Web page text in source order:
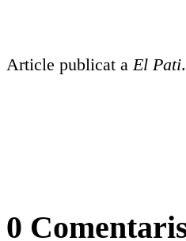
Article publicat a El Pati
0